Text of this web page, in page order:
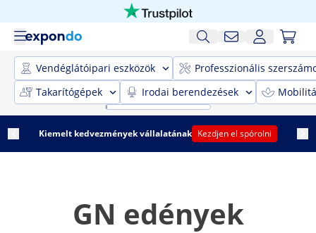
Vendéglátóipari eszközök
Professzionális
Takarítógépek
Irodai berendezések
Kiemelt kedvezmények vállalatának Kezdjen el spórolni
GN edények